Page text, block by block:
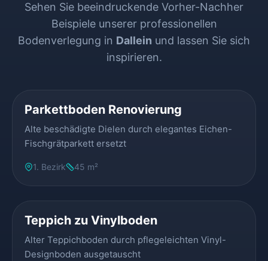
Sehen Sie beeindruckende Vorher-Nachher
Beispiele unserer professionellen
Bodenverlegung in Dallein und lassen Sie sich
inspirieren.
Parkettboden Renovierung
Alte beschädigte Dielen durch elegantes Eichen-
Fischgrätparkett ersetzt
1. Bezirk 45 m²
Teppich zu Vinylboden
Alter Teppichboden durch pflegeleichten Vinyl-
Designboden ausgetauscht